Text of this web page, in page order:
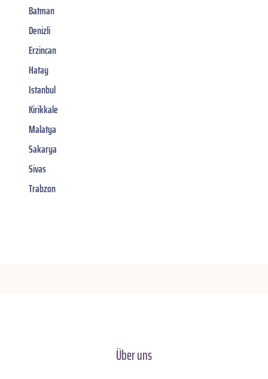
Batman
Denizli
Erzincan
Hatay
Istanbul
Kirikkale
Malatya
Sakarya
Sivas
Trabzon
Über uns